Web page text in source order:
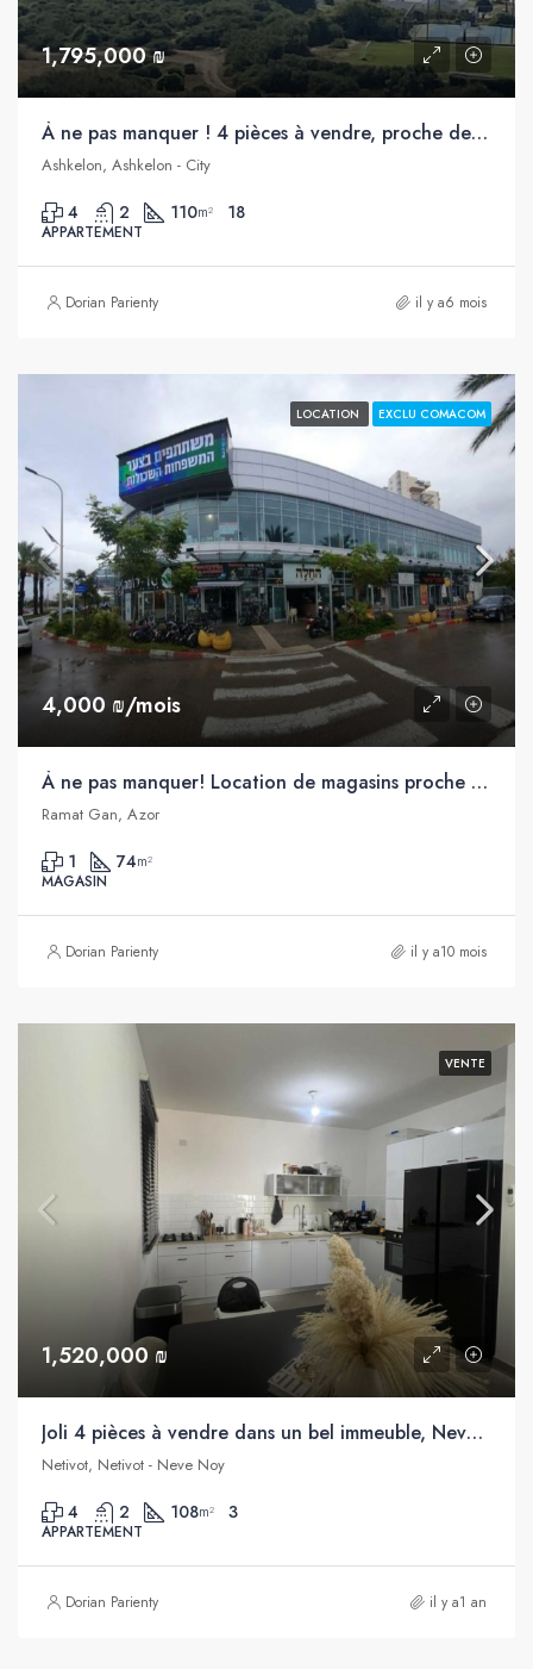
1,795,000 ₪
À ne pas manquer ! 4 pièces à vendre, proche de toutes commodités et de la mer, City, Ashkelon
Ashkelon, Ashkelon - City
4 2 110m² 18
APPARTEMENT
Dorian Parienty il y a6 mois
LOCATION EXCLU COMACOM
4,000 ₪/mois
À ne pas manquer! Location de magasins proche de Tel Aviv
Ramat Gan, Azor
1 74m²
MAGASIN
Dorian Parienty il y a10 mois
VENTE
1,520,000 ₪
Joli 4 pièces à vendre dans un bel immeuble, Neve Noy, Netivot
Netivot, Netivot - Neve Noy
4 2 108m² 3
APPARTEMENT
Dorian Parienty il y a1 an